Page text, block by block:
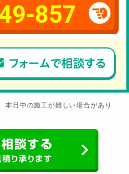
857
本日中の施工が難しい場合があり